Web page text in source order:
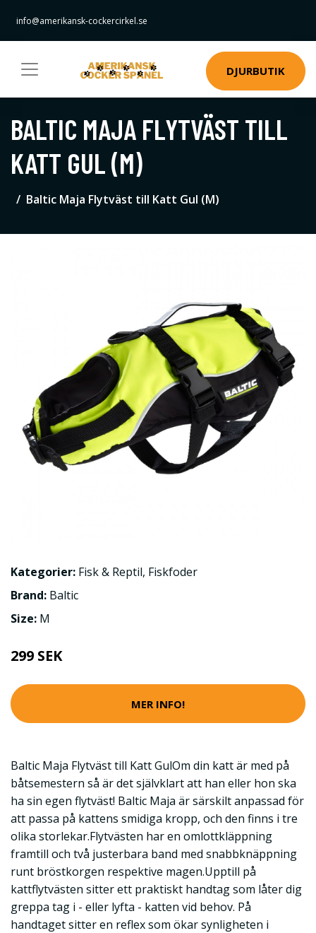
info@amerikansk-cockercirkel.se
DJURBUTIK
BALTIC MAJA FLYTVÄST TILL
KATT GUL (M)
Baltic Maja Flytväst till Katt Gul (M)
Kategorier: Fisk & Reptil, Fiskfoder
Brand: Baltic
Size: M
299 SEK
MER INFO!
Baltic Maja Flytväst till Katt GulOm din katt är med på
båtsemestern så är det självklart att han eller hon ska
ha sin egen flytväst! Baltic Maja är särskilt anpassad för
att passa på kattens smidiga kropp, och den finns i tre
olika storlekar.Flytvästen har en omlottkläppning
framtill och två justerbara band med snabbknäppning
runt bröstkorgen respektive magen.Upptill på
kattflytvästen sitter ett praktiskt handtag som låter dig
greppa tag i - eller lyfta - katten vid behov. På
handtaget sitter en reflex som ökar synligheten i